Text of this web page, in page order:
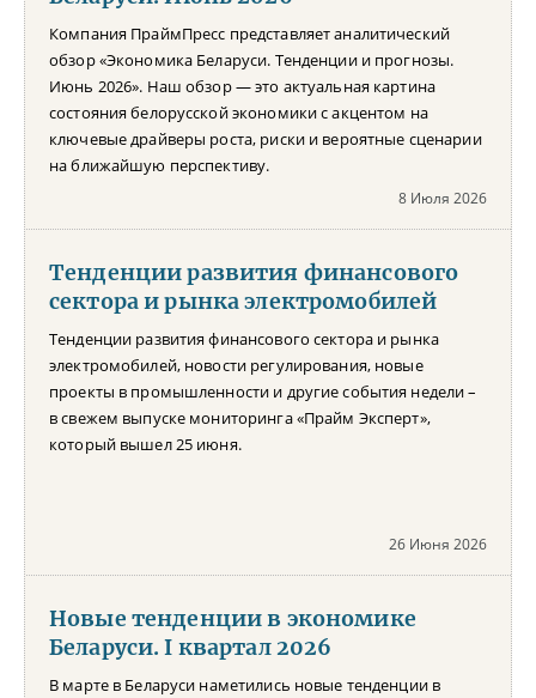
Компания ПраймПресс представляет аналитический
обзор «Экономика Беларуси. Тенденции и прогнозы.
Июнь 2026». Наш обзор — это актуальная картина
состояния белорусской экономики с акцентом на
ключевые драйверы роста, риски и вероятные сценарии
на ближайшую перспективу.
8 Июля 2026
Тенденции развития финансового
сектора и рынка электромобилей
Тенденции развития финансового сектора и рынка
электромобилей, новости регулирования, новые
проекты в промышленности и другие события недели –
в свежем выпуске мониторинга «Прайм Эксперт»,
который вышел 25 июня.
26 Июня 2026
Новые тенденции в экономике
Беларуси. I квартал 2026
В марте в Беларуси наметились новые тенденции в